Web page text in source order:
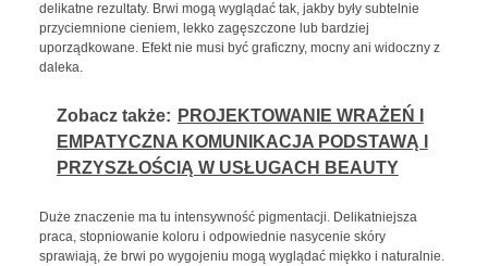
delikatne rezultaty. Brwi mogą wyglądać tak, jakby były subtelnie
przyciemnione cieniem, lekko zagęszczone lub bardziej
uporządkowane. Efekt nie musi być graficzny, mocny ani widoczny z
daleka.
Zobacz także: PROJEKTOWANIE WRAŻEŃ I
EMPATYCZNA KOMUNIKACJA PODSTAWĄ I
PRZYSZŁOŚCIĄ W USŁUGACH BEAUTY
Duże znaczenie ma tu intensywność pigmentacji. Delikatniejsza
praca, stopniowanie koloru i odpowiednie nasycenie skóry
sprawiają, że brwi po wygojeniu mogą wyglądać miękko i naturalnie.